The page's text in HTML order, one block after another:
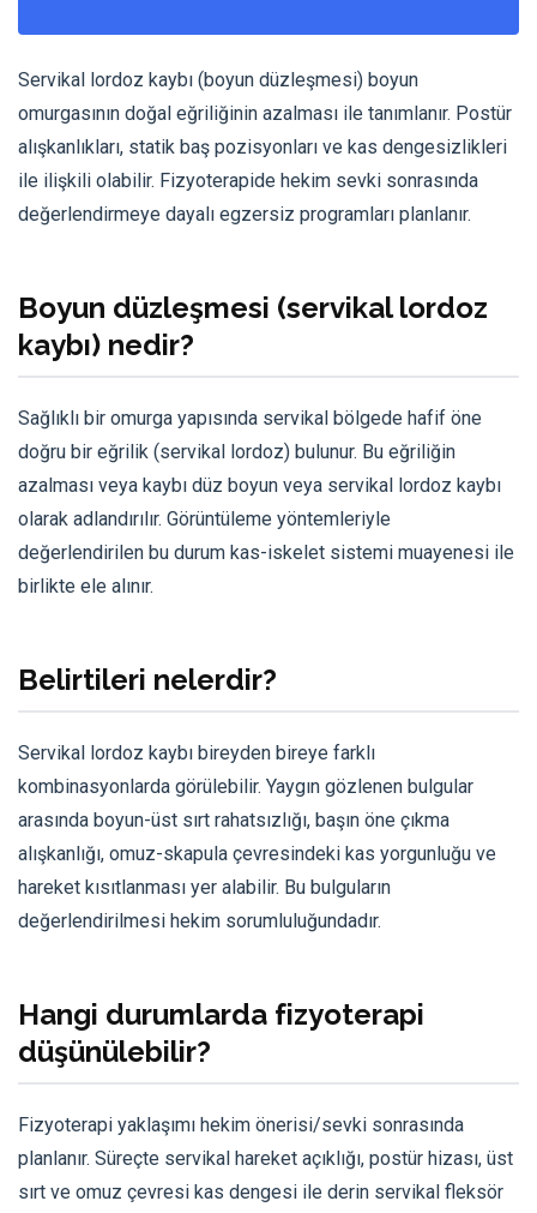
Servikal lordoz kaybı (boyun düzleşmesi) boyun
omurgasının doğal eğriliğinin azalması ile tanımlanır. Postür
alışkanlıkları, statik baş pozisyonları ve kas dengesizlikleri
ile ilişkili olabilir. Fizyoterapide hekim sevki sonrasında
değerlendirmeye dayalı egzersiz programları planlanır.
Boyun düzleşmesi (servikal lordoz
kaybı) nedir?
Sağlıklı bir omurga yapısında servikal bölgede hafif öne
doğru bir eğrilik (servikal lordoz) bulunur. Bu eğriliğin
azalması veya kaybı düz boyun veya servikal lordoz kaybı
olarak adlandırılır. Görüntüleme yöntemleriyle
değerlendirilen bu durum kas-iskelet sistemi muayenesi ile
birlikte ele alınır.
Belirtileri nelerdir?
Servikal lordoz kaybı bireyden bireye farklı
kombinasyonlarda görülebilir. Yaygın gözlenen bulgular
arasında boyun-üst sırt rahatsızlığı, başın öne çıkma
alışkanlığı, omuz-skapula çevresindeki kas yorgunluğu ve
hareket kısıtlanması yer alabilir. Bu bulguların
değerlendirilmesi hekim sorumluluğundadır.
Hangi durumlarda fizyoterapi
düşünülebilir?
Fizyoterapi yaklaşımı hekim önerisi/sevki sonrasında
planlanır. Süreçte servikal hareket açıklığı, postür hizası, üst
sırt ve omuz çevresi kas dengesi ile derin servikal fleksör